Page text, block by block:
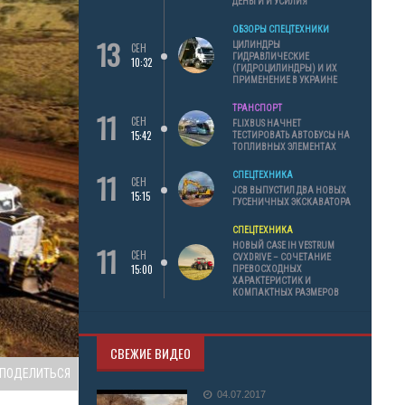
13
СЕН
10:32
ОБЗОРЫ СПЕЦТЕХНИКИ
ЦИЛИНДРЫ
ГИДРАВЛИЧЕСКИЕ
(ГИДРОЦИЛИНДРЫ) И ИХ
ПРИМЕНЕНИЕ В УКРАИНЕ
11
СЕН
15:42
ТРАНСПОРТ
FLIXBUS НАЧНЕТ
ТЕСТИРОВАТЬ АВТОБУСЫ НА
ТОПЛИВНЫХ ЭЛЕМЕНТАХ
11
СЕН
15:15
СПЕЦТЕХНИКА
JCB ВЫПУСТИЛ ДВА НОВЫХ
ГУСЕНИЧНЫХ ЭКСКАВАТОРА
11
СЕН
15:00
СПЕЦТЕХНИКА
НОВЫЙ CASE IH VESTRUM
CVXDRIVE – СОЧЕТАНИЕ
ПРЕВОСХОДНЫХ
ХАРАКТЕРИСТИК И
КОМПАКТНЫХ РАЗМЕРОВ
СВЕЖИЕ ВИДЕО
04.07.2017